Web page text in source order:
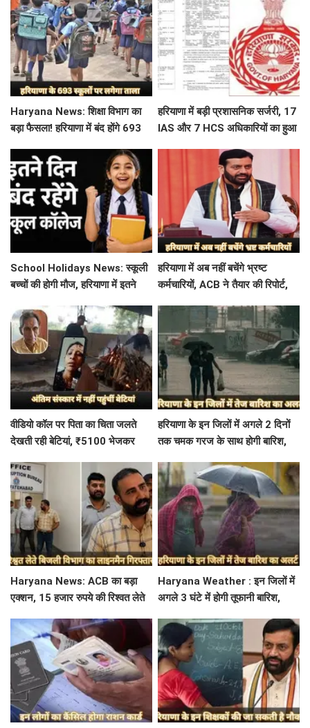
Haryana News: शिक्षा विभाग का
बड़ा फैसला! हरियाणा में बंद होंगे 693
हरियाणा में बड़ी प्रशासनिक सर्जरी, 17
IAS और 7 HCS अधिकारियों का हुआ
School Holidays News: स्कूली
बच्चों की होगी मौज, हरियाणा में इतने
हरियाणा में अब नहीं बचेंगे भ्रष्ट
कर्मचारियों, ACB ने तैयार की रिपोर्ट,
वीडियो कॉल पर पिता का चिता जलते
देखती रही बेटियां, ₹5100 भेजकर
हरियाणा के इन जिलों में अगले 2 दिनों
तक चमक गरज के साथ होगी बारिश,
Haryana News: ACB का बड़ा
एक्शन, 15 हजार रुपये की रिश्वत लेते
Haryana Weather : इन जिलों में
अगले 3 घंटे में होगी तूफानी बारिश,